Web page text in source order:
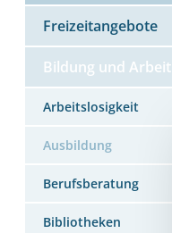
Freizeitangebote
Bildung und Arbeit
Arbeitslosigkeit
Ausbildung
Berufsberatung
Bibliotheken